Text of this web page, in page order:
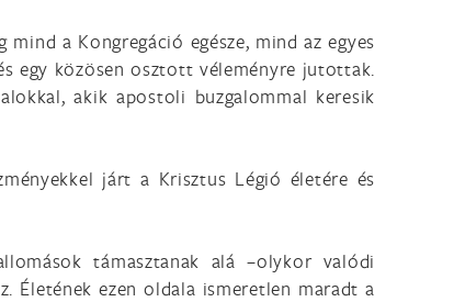
a Kongregáció egésze, mind az egyes
egy közösen osztott véleményre jutottak.
akik apostoli buzgalommal keresik
járt a Krisztus Légió életére és
támasztanak alá –olykor valódi
Életének ezen oldala ismeretlen maradt a